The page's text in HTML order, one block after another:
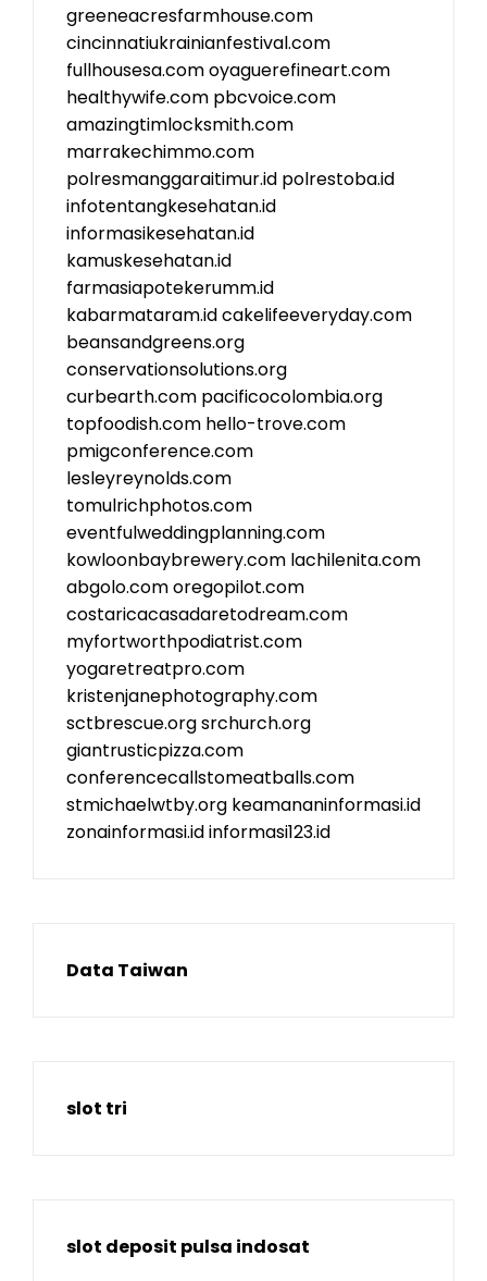
greeneacresfarmhouse.com
cincinnatiukrainianfestival.com
fullhousesa.comoyaguerefineart.com
healthywife.com pbcvoice.com
amazingtimlocksmith.com
marrakechimmo.com
polresmanggaraitimur.id polrestoba.id
infotentangkesehatan.id
informasikesehatan.id
kamuskesehatan.id
farmasiapotekerumm.id
kabarmataram.idcakelifeeveryday.com
beansandgreens.org
conservationsolutions.org
curbearth.com pacificocolombia.org
topfoodish.com hello-trove.com
pmigconference.com
lesleyreynolds.com
tomulrichphotos.com
eventfulweddingplanning.com
kowloonbaybrewery.com lachilenita.com
abgolo.comoregopilot.com
costaricacasadaretodream.com
myfortworthpodiatrist.com
yogaretreatpro.com
kristenjanephotography.com
sctbrescue.orgsrchurch.org
giantrusticpizza.com
conferencecallstomeatballs.com
stmichaelwtby.org keamananinformasi.id
zonainformasi.idinformasi123.id
Data Taiwan
slot tri
slot deposit pulsa indosat